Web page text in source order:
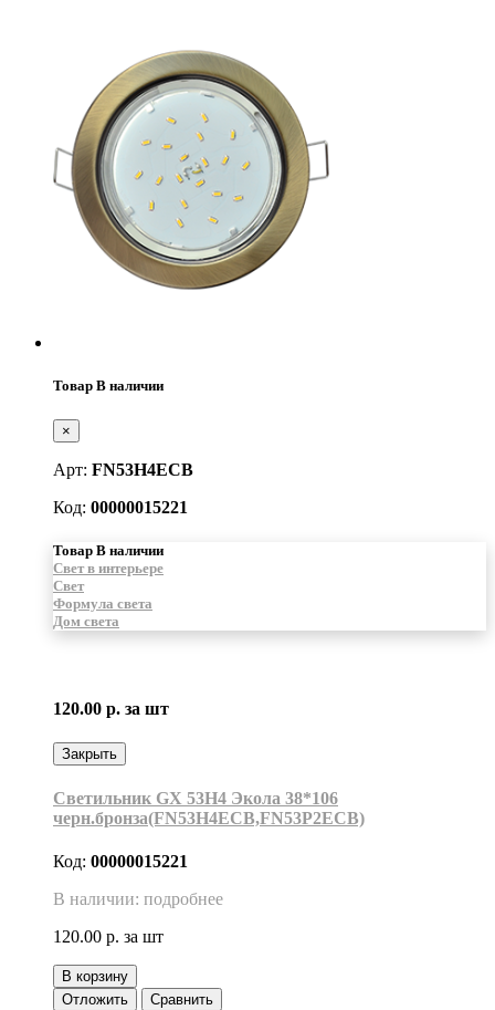
Товар В наличии
×
Арт: FN53H4ECB
Код: 00000015221
Товар В наличии
Свет в интерьере
Свет
Формула света
Дом света
120.00 р. за шт
Закрыть
Светильник GX 53H4 Экола 38*106
черн.бронза(FN53H4ECB,FN53P2ECB)
Код: 00000015221
В наличии: подробнее
120.00 р. за шт
В корзину
Отложить
Сравнить